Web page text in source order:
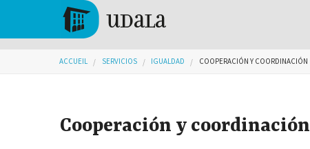
Aller au contenu principal
Vous êtes ici
ACCUEIL SERVICIOS IGUALDAD COOPERACIÓN Y COORDINACIÓN
Cooperación y coordinación